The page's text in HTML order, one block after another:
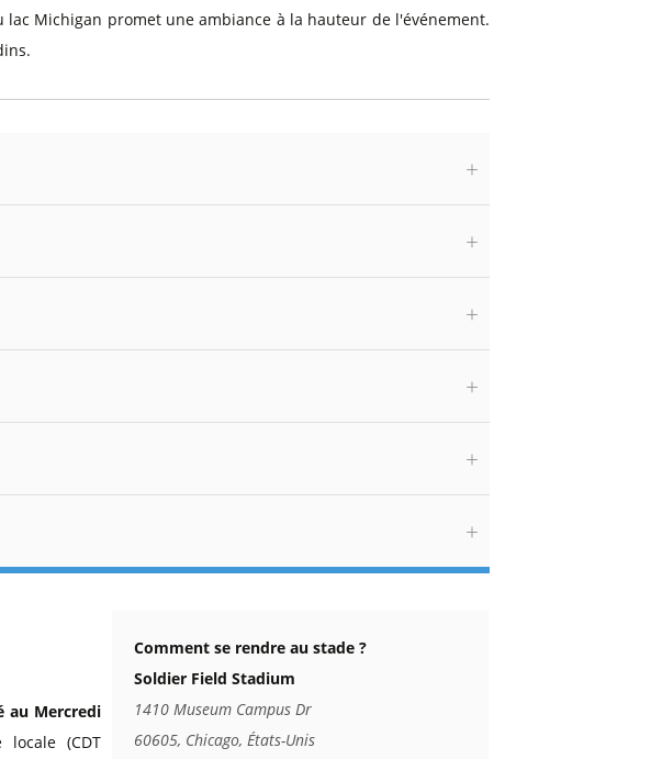
Michigan promet une ambiance à la hauteur de l'événement.
au Mercredi
(CDT
Comment se rendre au stade ?
Soldier Field Stadium
1410 Museum Campus Dr
60605, Chicago, États-Unis